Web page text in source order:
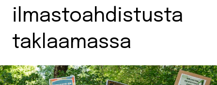
ilmastoahdistusta
taklaamassa